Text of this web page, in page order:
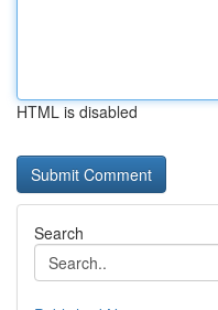
HTML is disabled
Search